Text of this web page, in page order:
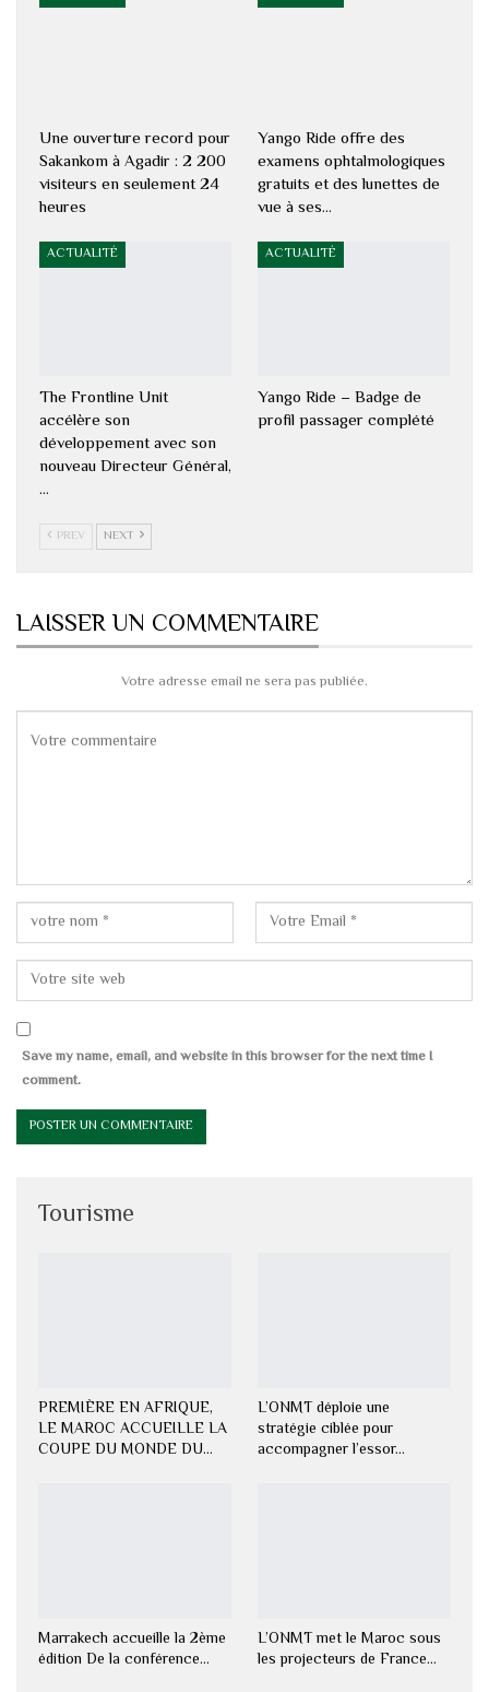
Une ouverture record pour
Sakankom à Agadir : 2 200
visiteurs en seulement 24
heures
Yango Ride offre des
examens ophtalmologiques
gratuits et des lunettes de
vue à ses…
ACTUALITÉ
The Frontline Unit
accélère son
développement avec son
nouveau Directeur Général,
…
ACTUALITÉ
Yango Ride – Badge de
profil passager complété
PREV NEXT
LAISSER UN COMMENTAIRE
Votre adresse email ne sera pas publiée.
Save my name, email, and website in this browser for the next time I
comment.
Tourisme
PREMIÈRE EN AFRIQUE,
LE MAROC ACCUEILLE LA
COUPE DU MONDE DU…
L’ONMT déploie une
stratégie ciblée pour
accompagner l’essor…
Marrakech accueille la 2ème
édition De la conférence…
L’ONMT met le Maroc sous
les projecteurs de France…